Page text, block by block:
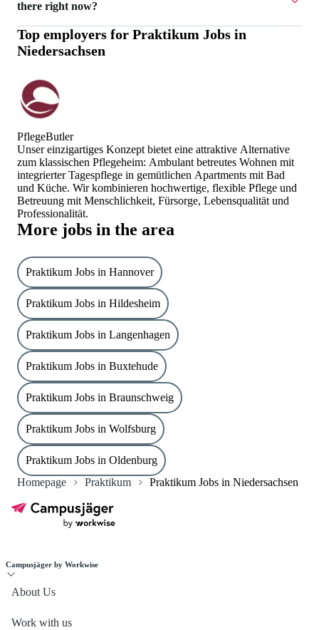
there right now?
Currently there are 10 Praktikum Jobs in Niedersachsen.
Top employers for Praktikum Jobs in
Niedersachsen
PflegeButler
Unser einzigartiges Konzept bietet eine attraktive Alternative
zum klassischen Pflegeheim: Ambulant betreutes Wohnen mit
integrierter Tagespflege in gemütlichen Apartments mit Bad
und Küche. Wir kombinieren hochwertige, flexible Pflege und
Betreuung mit Menschlichkeit, Fürsorge, Lebensqualität und
Professionalität.
More jobs in the area
Praktikum Jobs in Hannover
Praktikum Jobs in Hildesheim
Praktikum Jobs in Langenhagen
Praktikum Jobs in Buxtehude
Praktikum Jobs in Braunschweig
Praktikum Jobs in Wolfsburg
Praktikum Jobs in Oldenburg
Homepage
Praktikum Praktikum Jobs in Niedersachsen
Campusjäger by Workwise
About Us
Work with us